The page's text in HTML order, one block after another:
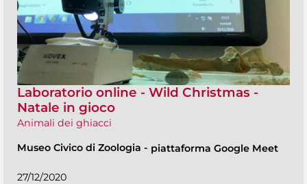
Laboratorio online - Wild Christmas -
Natale in gioco
Animali dei ghiacci
Museo Civico di Zoologia - piattaforma Google Meet
27/12/2020